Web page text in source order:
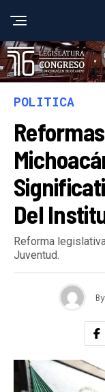
POLITICA
Del
Reforma
Juventud.
By